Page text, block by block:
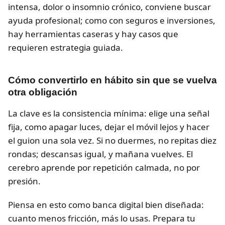
intensa, dolor o insomnio crónico, conviene buscar
ayuda profesional; como con seguros e inversiones,
hay herramientas caseras y hay casos que
requieren estrategia guiada.
Cómo convertirlo en hábito sin que se vuelva
otra obligación
La clave es la consistencia mínima: elige una señal
fija, como apagar luces, dejar el móvil lejos y hacer
el guion una sola vez. Si no duermes, no repitas diez
rondas; descansas igual, y mañana vuelves. El
cerebro aprende por repetición calmada, no por
presión.
Piensa en esto como banca digital bien diseñada:
cuanto menos fricción, más lo usas. Prepara tu